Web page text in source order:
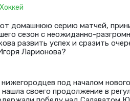
Хоккей
домашнюю серию матчей,
сезон с неожиданно-
развить успех и сразить
Ларионова?
под началом
своего продолжение в